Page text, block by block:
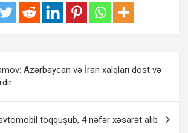
Azərbaycan və İran xalqları dost və
toqquşub, 4 nəfər xəsarət alıb